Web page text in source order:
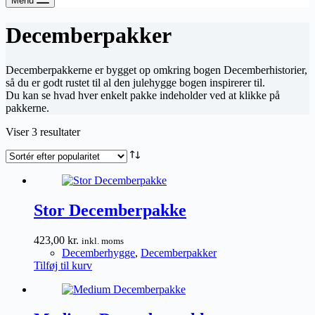
Decemberpakker
Decemberpakkerne er bygget op omkring bogen Decemberhistorier,
så du er godt rustet til al den julehygge bogen inspirerer til.
Du kan se hvad hver enkelt pakke indeholder ved at klikke på
pakkerne.
Viser 3 resultaterSorteret
popularitet
Stor Decemberpakke
423,00 kr. inkl. moms
Decemberhygge, Decemberpakker
Tilføj til kurv